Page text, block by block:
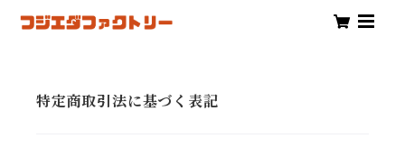
特定商取引法に基づく表記